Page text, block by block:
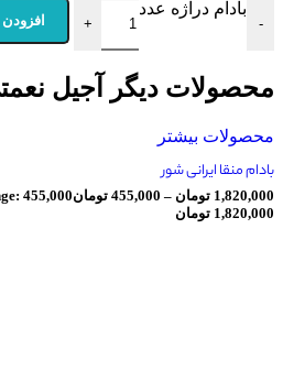
عدد
افزودن به سبد خرید
دیگر آجیل نعمتی
شور
–
455,000 تومان